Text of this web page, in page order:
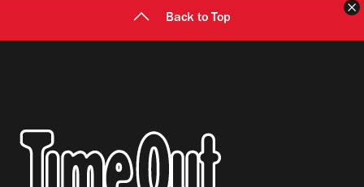
Back to Top